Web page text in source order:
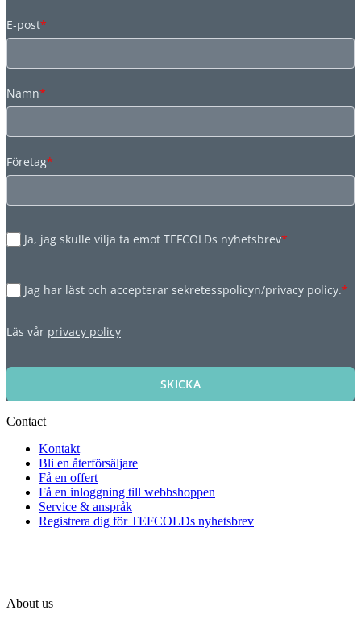
E-post*
Namn*
Företag*
Ja, jag skulle vilja ta emot TEFCOLDs nyhetsbrev*
Jag har läst och accepterar sekretesspolicyn/privacy policy.*
Läs vår privacy policy
SKICKA
Contact
Kontakt
Bli en återförsäljare
Få en offert
Få en inloggning till webbshoppen
Service & anspråk
Registrera dig för TEFCOLDs nyhetsbrev
About us